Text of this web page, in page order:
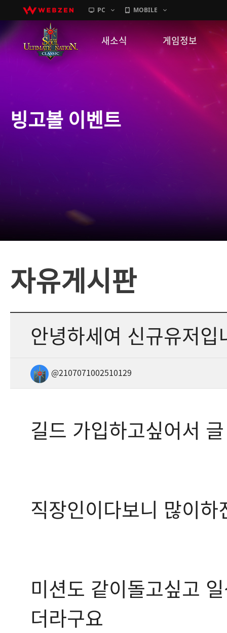
PC MOBILE
새소식
GM노트
게임정보
캐릭터소개
빙고볼 이벤트
자유게시판
안녕하세여 신규유저입
@2107071002510129
길드 가입하고싶어서
직장인이다보니 많이
미션도 같이돌고싶고
더라구요